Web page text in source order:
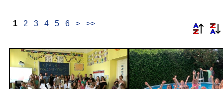
1 2 3 4 5 6 > >>